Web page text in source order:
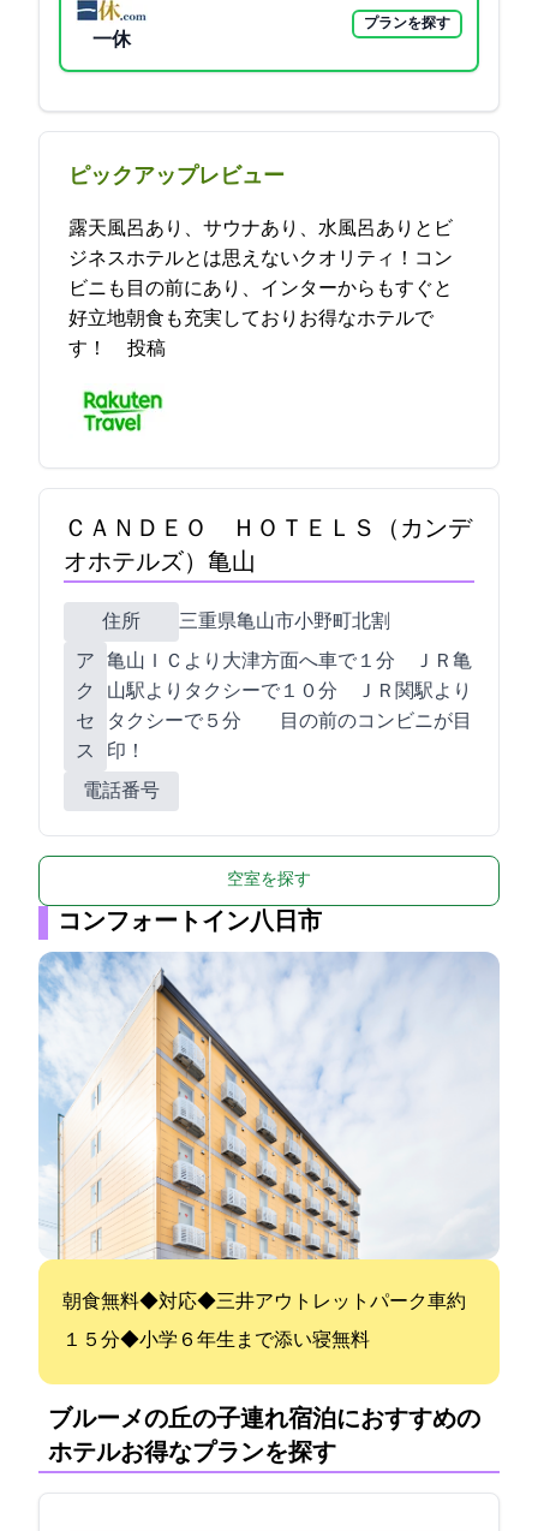
一休
プランを探す
ピックアップレビュー
露天風呂あり、サウナあり、水風呂ありとビ
ジネスホテルとは思えないクオリティ！コン
ビニも目の前にあり、インターからもすぐと
好立地朝食も充実しておりお得なホテルで
す！ 2021-08-29 19:01:49投稿
ＣＡＮＤＥＯ ＨＯＴＥＬＳ（カンデ
オホテルズ）亀山
住所
三重県亀山市小野町北割532-2
ア
ク
セ
ス
亀山ＩＣより大津方面へ車で１分 ＪＲ亀
山駅よりタクシーで１０分 ＪＲ関駅より
タクシーで５分 目の前のコンビニが目
印！
電話番号
空室を探す
コンフォートイン八日市
朝食無料◆Wi-Fi対応◆三井アウトレットパーク車約
１５分◆小学６年生まで添い寝無料
ブルーメの丘の子連れ宿泊におすすめの
ホテル:お得なプランを探す